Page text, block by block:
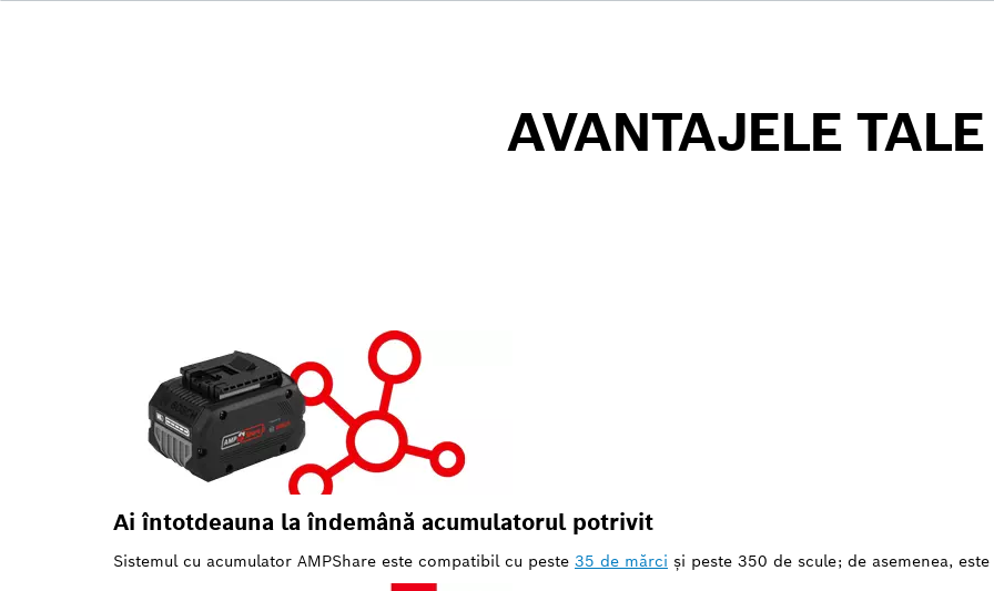
AVANTAJELE TALE
Ai întotdeauna la îndemână acumulatorul potrivit
Sistemul cu acumulator AMPShare este compatibil cu peste 35 de mărci şi peste 350 de scule; de asemenea,